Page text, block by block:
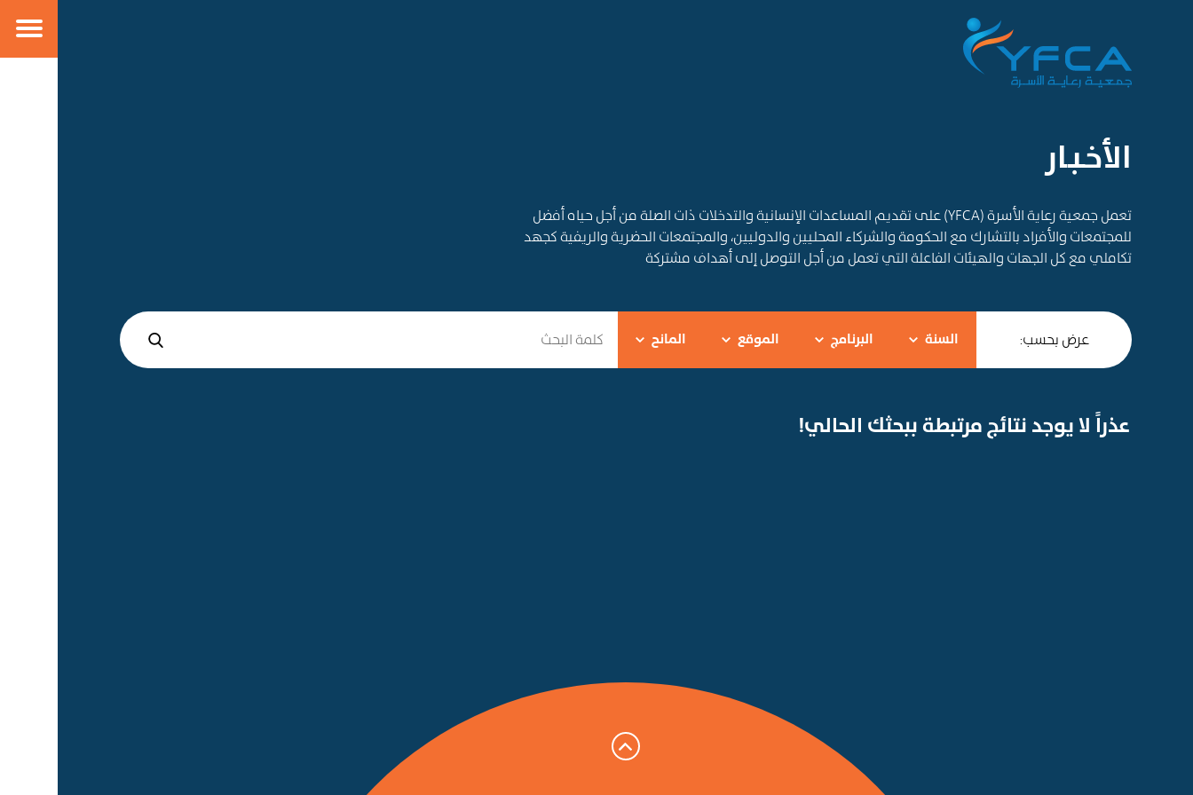
الأخـبـار
تعمل جمعية رعاية الأسرة (YFCA) على تقديم المساعدات الإنسانية والتدخلات ذات الصلة من أجل حياه أفضل
للمجتمعات والأفراد بالتشارك مع الحكومة والشركاء المحليين والدوليين، والمجتمعات الحضرية والريفية كجهد
تكاملي مع كل الجهات والهيئات الفاعلة التي تعمل من أجل التوصل إلى أهداف مشتركة
عرض بحسب: السنة البرنامج الموقع المانح
عذراً لا يوجد نتائج مرتبطة ببحثك الحالي!